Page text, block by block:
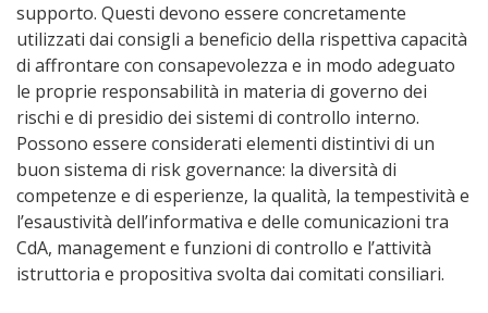
supporto. Questi devono essere concretamente
utilizzati dai consigli a beneficio della rispettiva capacità
di affrontare con consapevolezza e in modo adeguato
le proprie responsabilità in materia di governo dei
rischi e di presidio dei sistemi di controllo interno.
Possono essere considerati elementi distintivi di un
buon sistema di risk governance: la diversità di
competenze e di esperienze, la qualità, la tempestività e
l’esaustività dell’informativa e delle comunicazioni tra
CdA, management e funzioni di controllo e l’attività
istruttoria e propositiva svolta dai comitati consiliari.